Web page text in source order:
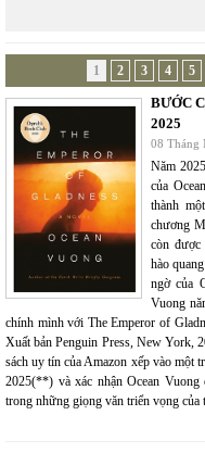
1 2 3 4 5
BƯỚC
2025
08 Tháng
Năm
của
thành
chương
còn được
hào
ngờ của
Vuong
chính mình với The Emperor of
Xuất bản Penguin Press, New York,
sách uy tín của Amazon xếp vào một
2025(**) và xác nhận Ocean Vuong
trong những giọng văn triển vọng